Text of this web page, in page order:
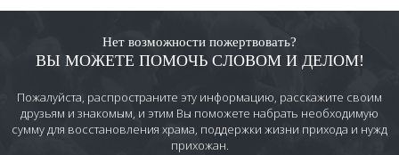
Нет возможности пожертвовать?
ВЫ МОЖЕТЕ ПОМОЧЬ СЛОВОМ И ДЕЛОМ!
Пожалуйста, распространите эту информацию, расскажите своим
друзьям и знакомым, и этим Вы поможете набрать необходимую
сумму для восстановления храма, поддержки жизни прихода и нужд
прихожан.